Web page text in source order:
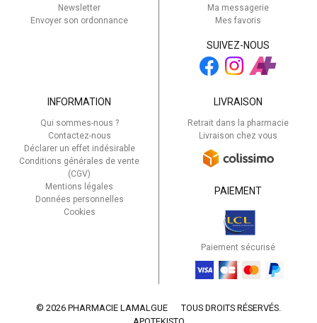
Newsletter
Envoyer son ordonnance
Ma messagerie
Mes favoris
SUIVEZ-NOUS
INFORMATION
Qui sommes-nous ?
Contactez-nous
Déclarer un effet indésirable
Conditions générales de vente
(CGV)
Mentions légales
Données personnelles
Cookies
LIVRAISON
Retrait dans la pharmacie
Livraison chez vous
PAIEMENT
Paiement sécurisé
© 2026 PHARMACIE LAMALGUE
TOUS DROITS RÉSERVÉS.